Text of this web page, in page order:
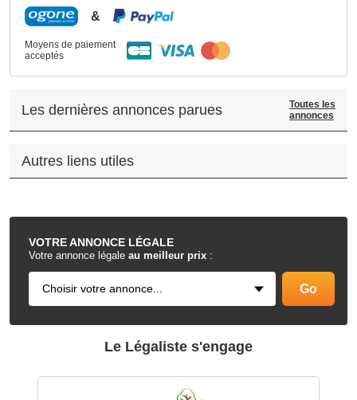
VOTREANNONCE LÉGALE
Votre annonce légale au meilleur prix :
&
Moyens de paiement
acceptés
Les dernières annonces parues
Toutes les
annonces
Autres liens utiles
.
Le Légaliste s'engage